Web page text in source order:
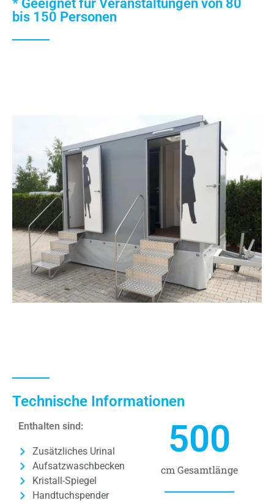
* Geeignet für Veranstaltungen von 80
bis 150 Personen
Technische Informationen
Enthalten sind:
Zusätzliches Urinal
Aufsatzwaschbecken
Kristall-Spiegel
Handtuchspender
cm Gesamtlänge
500